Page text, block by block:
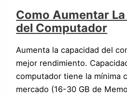
Como Aumentar
del Computador
Aumenta la capacidad del
mejor rendimiento.
computador tiene la mínima
mercado (16-30 GB de